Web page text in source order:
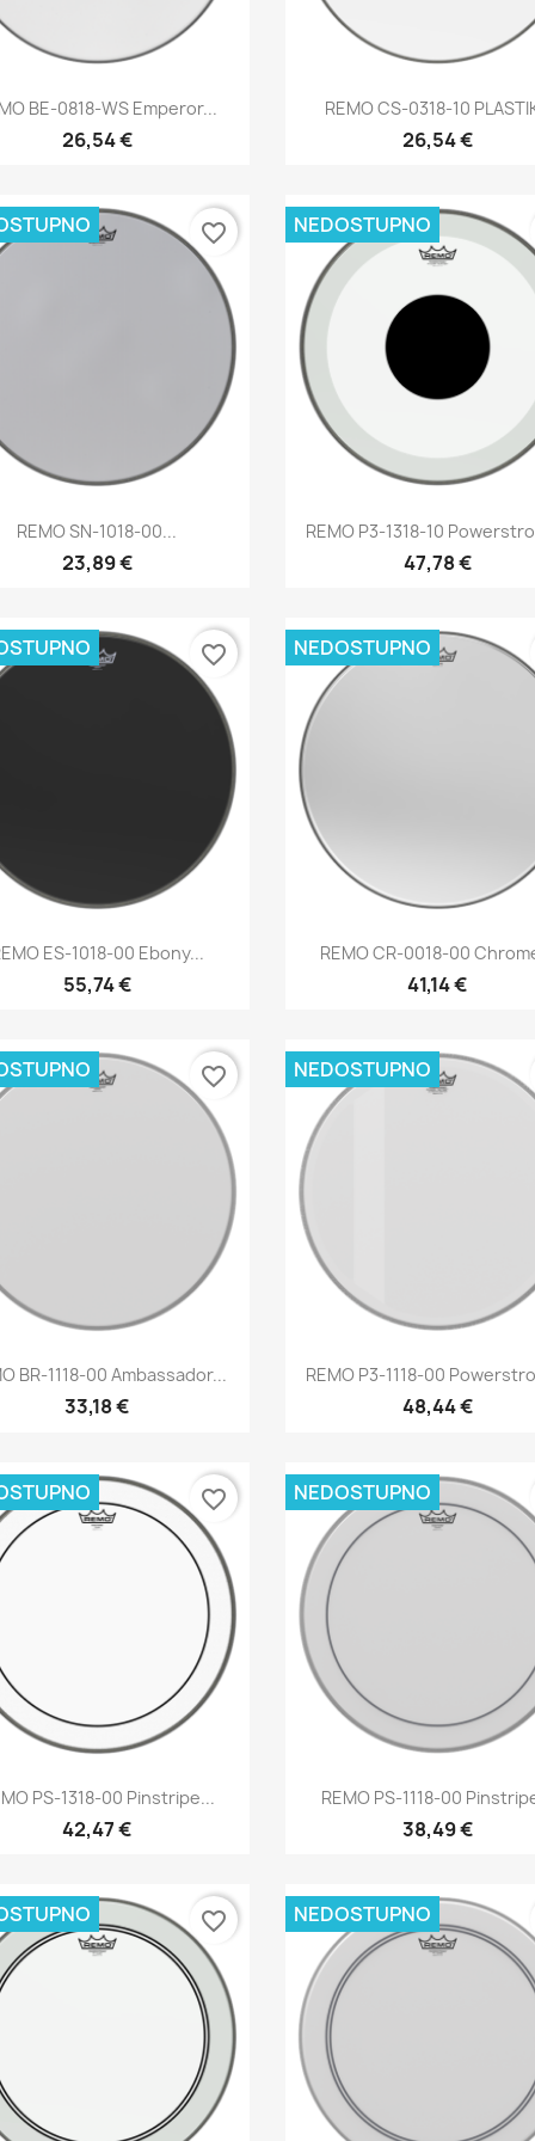
Brzi pregled
BE-0818-WS Emperor...
26,54 €
Brzi pregled
REMO CS-0318-10
26,54 €
Brzi pregled
REMO SN-1018-00...
23,89 €
favorite_border
Brzi pregled
REMO P3-1318-10
47,78 €
NEDOSTUPNO
Brzi pregled
ES-1018-00 Ebony...
55,74 €
favorite_border
Brzi pregled
REMO CR-0018-00
41,14 €
NEDOSTUPNO
Brzi pregled
BR-1118-00 Ambassador...
33,18 €
favorite_border
Brzi pregled
REMO P3-1118-00
48,44 €
NEDOSTUPNO
Brzi pregled
PS-1318-00 Pinstripe...
42,47 €
favorite_border
Brzi pregled
REMO PS-1118-00
38,49 €
NEDOSTUPNO
favorite_border NEDOSTUPNO